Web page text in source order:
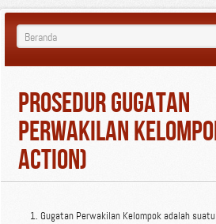
Prosedur Gugatan
Perwakilan
Action)
Gugatan Perwakilan Kelompok adalah